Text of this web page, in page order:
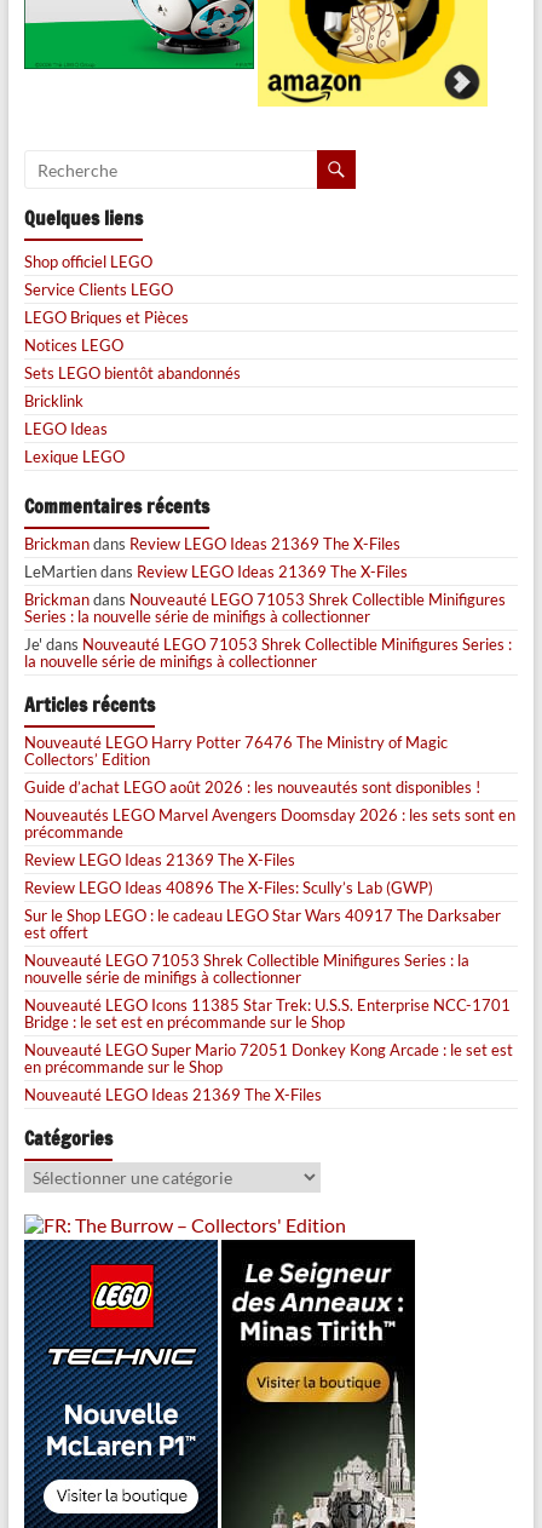
Quelques liens
Shop officiel LEGO
Service Clients LEGO
LEGO Briques et Pièces
Notices LEGO
Sets LEGO bientôt abandonnés
Bricklink
LEGO Ideas
Lexique LEGO
Commentaires récents
Brickmandans Review LEGO Ideas 21369 The X-Files
LeMartiendans Review LEGO Ideas 21369 The X-Files
Brickmandans Nouveauté LEGO 71053 Shrek Collectible Minifigures
Series : la nouvelle série de minifigs à collectionner
Je' dans Nouveauté LEGO 71053 Shrek Collectible Minifigures Series :
la nouvelle série de minifigs à collectionner
Articles récents
Nouveauté LEGO Harry Potter 76476 The Ministry of Magic
Collectors’ Edition
Guide d’achat LEGO août 2026 : les nouveautés sont disponibles !
Nouveautés LEGO Marvel Avengers Doomsday 2026 : les sets sont en
précommande
Review LEGO Ideas 21369 The X-Files
Review LEGO Ideas 40896 The X-Files: Scully’s Lab (GWP)
Sur le Shop LEGO : le cadeau LEGO Star Wars 40917 The Darksaber
est offert
Nouveauté LEGO 71053 Shrek Collectible Minifigures Series : la
nouvelle série de minifigs à collectionner
Nouveauté LEGO Icons 11385 Star Trek: U.S.S. Enterprise NCC-1701
Bridge : le set est en précommande sur le Shop
Nouveauté LEGO Super Mario 72051 Donkey Kong Arcade : le set est
en précommande sur le Shop
Nouveauté LEGO Ideas 21369 The X-Files
Catégories
Catégories